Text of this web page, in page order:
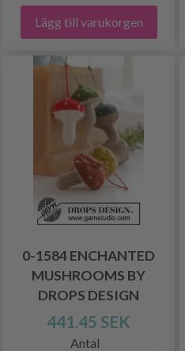
Lägg till varukorgen
0-1584 ENCHANTED
MUSHROOMS BY
DROPS DESIGN
441.45 SEK
Antal